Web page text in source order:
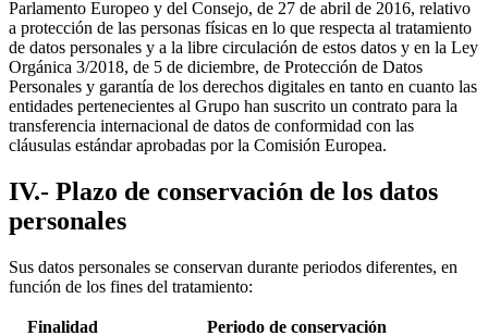
Parlamento Europeo y del Consejo, de 27 de abril de 2016, relativo
a protección de las personas físicas en lo que respecta al tratamiento
de datos personales y a la libre circulación de estos datos y en la Ley
Orgánica 3/2018, de 5 de diciembre, de Protección de Datos
Personales y garantía de los derechos digitales en tanto en cuanto las
entidades pertenecientes al Grupo han suscrito un contrato para la
transferencia internacional de datos de conformidad con las
cláusulas estándar aprobadas por la Comisión Europea.
IV.- Plazo de conservación de los datos
personales
Sus datos personales se conservan durante periodos diferentes, en
función de los fines del tratamiento:
Finalidad Periodo de conservación